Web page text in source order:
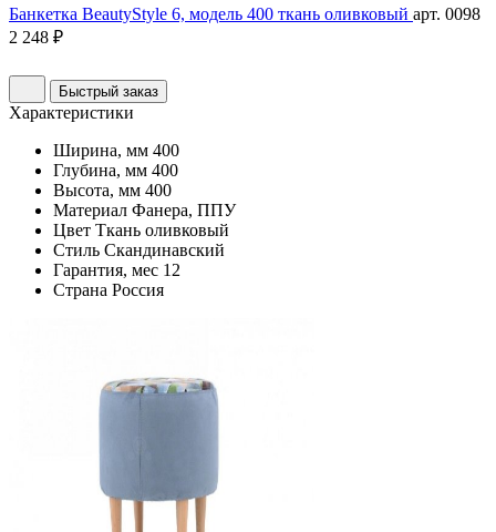
Банкетка BeautyStyle 6, модель 400 ткань оливковый арт. 0098
2 248 ₽
Быстрый заказ
Характеристики
Ширина, мм 400
Глубина, мм 400
Высота, мм 400
Материал Фанера, ППУ
Цвет Ткань оливковый
Стиль Скандинавский
Гарантия, мес 12
Страна Россия